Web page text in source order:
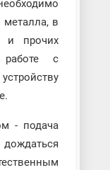
металла, в
и прочих
с
- подача
дождаться